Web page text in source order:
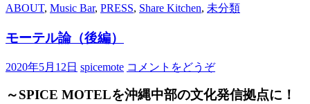
ABOUT, Music Bar, PRESS, Share Kitchen, 未分類
モーテル論（後編）
2020年5月12日 spicemote コメントをどうぞ
～SPICE MOTELを沖縄中部の文化発信拠点に！